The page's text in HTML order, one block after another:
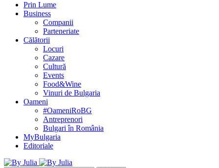
Prin Lume
Business
Companii
Parteneriate
Călătorii
Locuri
Cazare
Cultură
Events
Food&Wine
Vinuri de Bulgaria
Oameni
#OameniRoBG
Antreprenori
Bulgari în România
MyBulgaria
Editoriale